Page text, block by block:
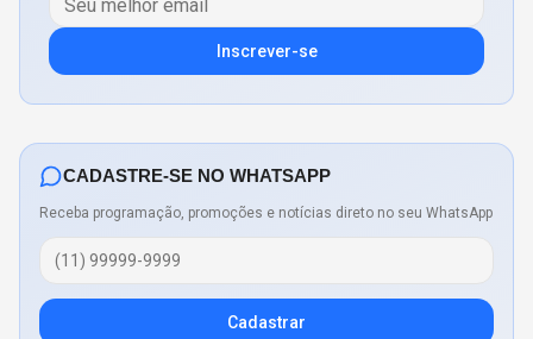
Inscrever-se
CADASTRE-SE NO WHATSAPP
Receba programação, promoções e notícias direto no seu WhatsApp
Cadastrar